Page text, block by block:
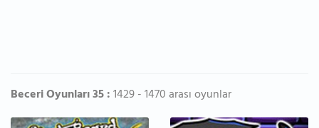
Beceri Oyunları 35 :1429 - 1470 arası oyunlar